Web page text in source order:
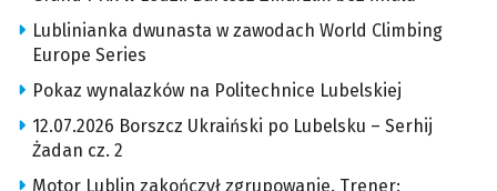
Lublinianka dwunasta w zawodach World Climbing
Europe Series
Pokaz wynalazków na Politechnice Lubelskiej
12.07.2026 Borszcz Ukraiński po Lubelsku – Serhij
Żadan cz. 2
Motor Lublin zakończył zgrupowanie. Trener: